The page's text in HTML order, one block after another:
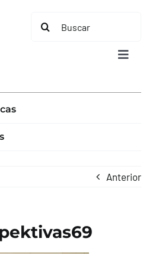
Buscar:
Toggle
Anterior